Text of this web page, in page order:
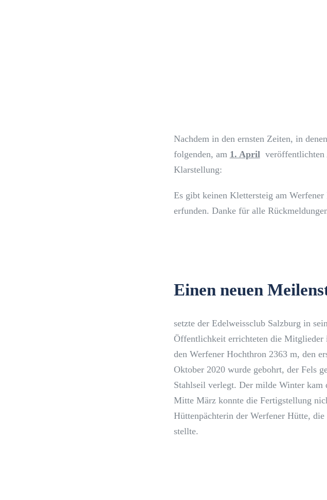
Nachdem in den ernsten Zeiten, in
folgenden, am 1. Aprilveröffentlichten
Klarstellung:
Es gibt keinen Klettersteig am
erfunden. Danke für alle
Einen neuen
setzte der Edelweissclub Salzburg in
Öffentlichkeit errichteten die Mitglieder
den Werfener Hochthron 2363 m, den
Oktober 2020 wurde gebohrt, der Fels
Stahlseil verlegt. Der milde Winter kam
Mitte März konnte die Fertigstellung
Hüttenpächterin der Werfener Hütte,
stellte.